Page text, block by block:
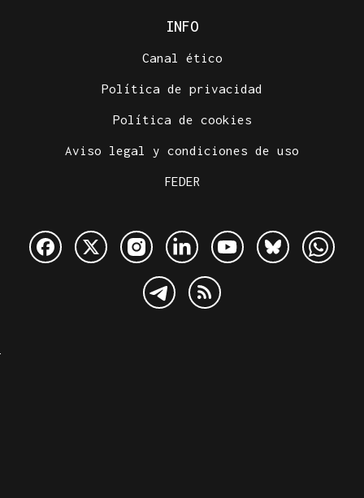
INFO
Canal ético
Política de privacidad
Política de cookies
Aviso legal y condiciones de uso
FEDER